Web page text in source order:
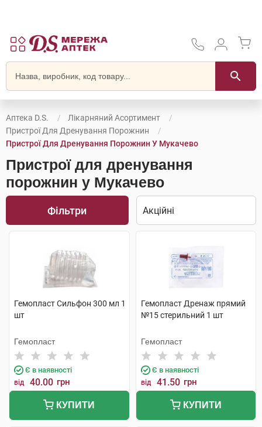
Аптека D.S.
Лікарняний Асортимент
Пристрої Для Дренування Порожнин
Пристрої Для Дренування Порожнин У Мукачево
Пристрої для дренування
порожнин у Мукачево
Фільтри
Гемопласт Сильфон 300 мл 1
шт
Гемопласт
Є в наявності
від 40.00 грн
КУПИТИ
Гемопласт Дренаж прямий
№15 стерильний 1 шт
Гемопласт
Є в наявності
від 41.50 грн
КУПИТИ